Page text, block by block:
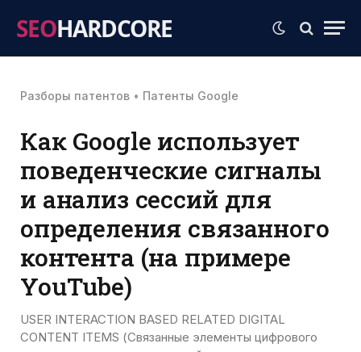
SEOHARDCORE
Разборы патентов • Патенты Google
Как Google использует
поведенческие сигналы
и анализ сессий для
определения связанного
контента (на примере
YouTube)
USER INTERACTION BASED RELATED DIGITAL
CONTENT ITEMS (Связанные элементы цифрового